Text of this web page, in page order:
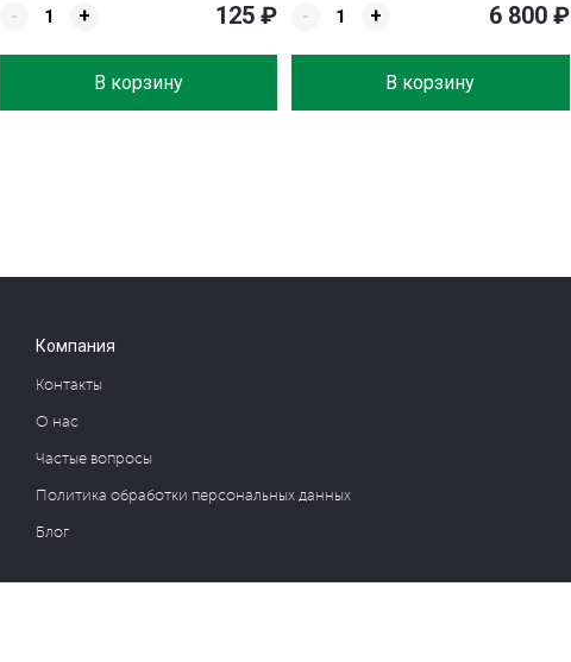
-
+
В корзину
125₽
-
+
В корзину
6 800 ₽
Компания
Контакты
О нас
Частые вопросы
Политика обработки персональных данных
Блог